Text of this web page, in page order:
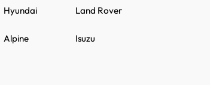
Hyundai Land Rover
Alpine Isuzu